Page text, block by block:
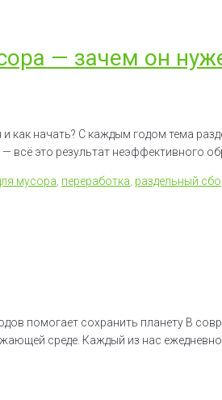
— зачем он
как начать? С каждым годом тема
всё это результат неэффективного
мусора переработка раздельный
помогает сохранить планету В
среде. Каждый из нас